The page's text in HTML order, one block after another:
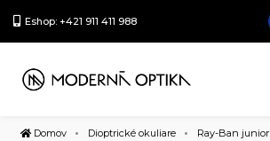
Eshop: +421 911 411 988
Domov Dioptrické okuliare
Ray-Ban junior